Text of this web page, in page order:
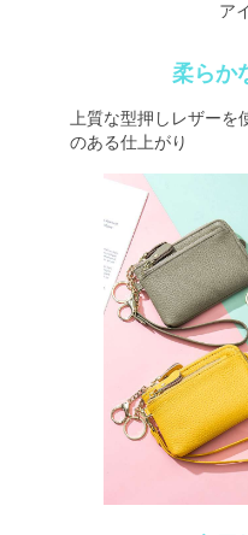
ア
柔らか
上質な型押しレザー
のある仕上がり